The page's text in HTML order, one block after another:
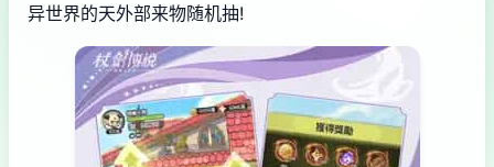
异世界的天外部来物随机抽!